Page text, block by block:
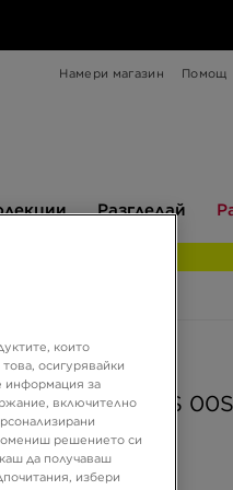
Намери магазин Помощ
Разгледай
оферта
CAMPUS
€
които
осигурявайки
информация за
включително
решението си
да получаваш
избери